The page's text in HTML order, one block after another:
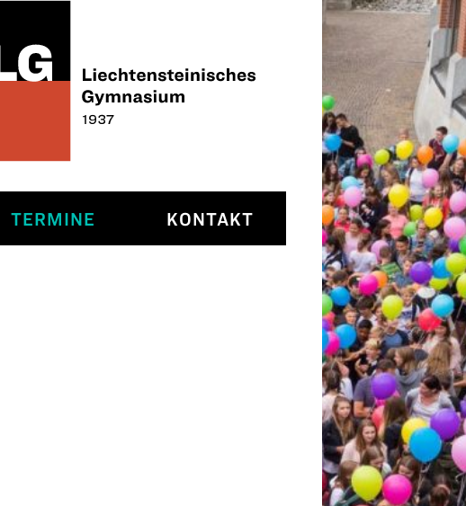
TERMINE KONTAKT